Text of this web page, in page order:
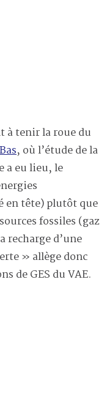
à tenir la roue du
, où l’étude de la
a eu lieu, le
en tête) plutôt que
fossiles (gaz
recharge d’une
» allège donc
de GES du VAE.